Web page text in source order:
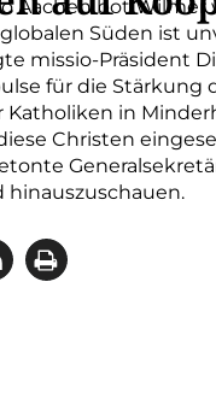
Aachen bot
Süden ist
missio-Präsident
für die Stärkung
Katholiken in
Christen
hinauszuschauen.